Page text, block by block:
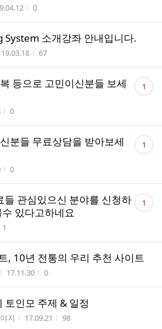
성시간 조회수
0
System 소개강좌 안내입니다.
작성시간
19.03.18 조회수
67
등으로 고민이신분들 보세
조회수
0
댓
글 1
분들 무료상담을 받아보세
조회수
0
댓
글 1
들 관심있으신 분야를 신청하
있다고하네요
조회수
1
댓
글 1
, 10년 전통의 우리 추천 사이트
작성시간
17.11.30 조회수
0
인모 주제 & 일정
지 작성시간
17.09.21 조회수
98